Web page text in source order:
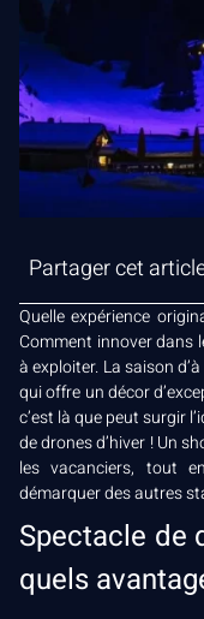
Partager cet
Quelle expérience
Comment innover dans
à exploiter. La saison
qui offre un décor
c’est là que peut surgir
de drones d’hiver ! Un
les vacanciers, tout
démarquer des autres
Spectacle de
quels